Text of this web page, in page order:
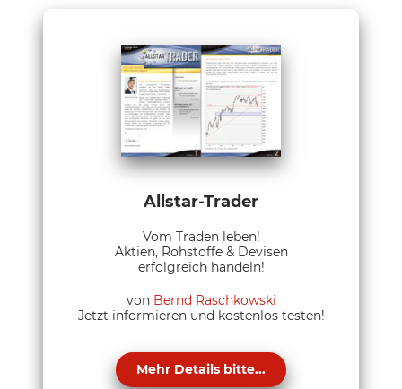
Allstar-Trader
Vom Traden leben!
Aktien, Rohstoffe & Devisen
erfolgreich handeln!
von Bernd Raschkowski
Jetzt informieren und kostenlos testen!
Mehr Details bitte...